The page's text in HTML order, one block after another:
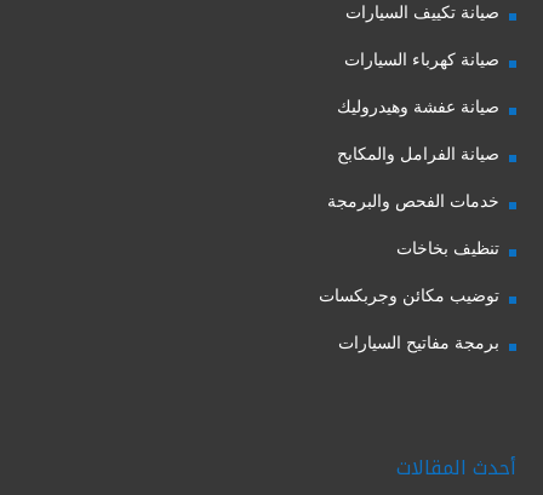
صيانة تكييف السيارات
صيانة كهرباء السيارات
صيانة عفشة وهيدروليك
صيانة الفرامل والمكابح
خدمات الفحص والبرمجة
تنظيف بخاخات
توضيب مكائن وجربكسات
برمجة مفاتيح السيارات
أحدث المقالات